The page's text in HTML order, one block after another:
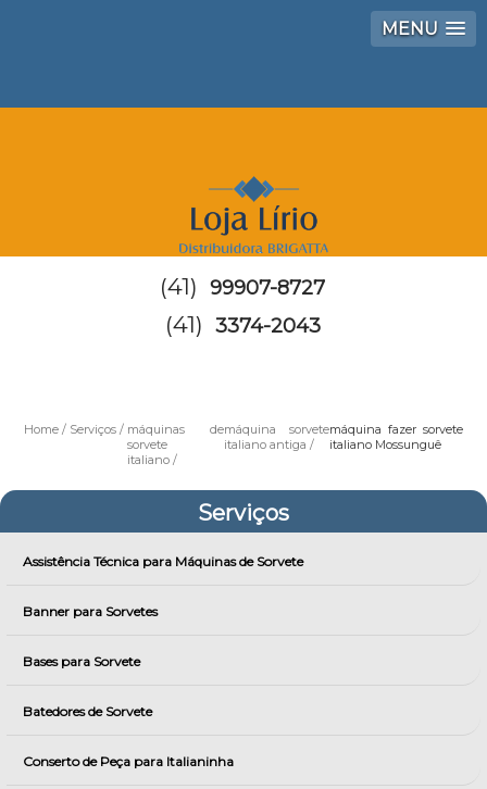
MENU
(41) 99907-8727
(41) 3374-2043
Home Serviços
máquinas de
sorvete
italiano
máquina sorvete
italiano antiga
máquina fazer sorvete
italiano Mossunguê
Serviços
Assistência Técnica para Máquinas de Sorvete
Banner para Sorvetes
Bases para Sorvete
Batedores de Sorvete
Conserto de Peça para Italianinha